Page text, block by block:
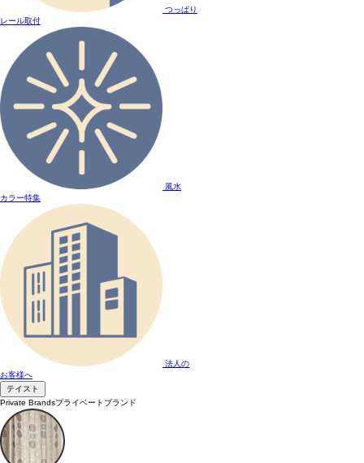
つっぱり
レール取付
風水
カラー特集
法人の
お客様へ
テイスト
Private Brandsプライベートブランド